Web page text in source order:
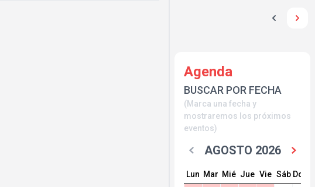
Agenda
BUSCAR POR FECHA
(Marca una fecha y
mostraremos los próximos
eventos)
AGOSTO 2026
Lun Mar Mié Jue Vie Sáb Dom